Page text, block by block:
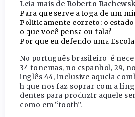
Leia mais de Roberto
Para que serve a toga de um
Politicamente correto: o
o que você pensa ou fala?
Por que eu defendo uma Escola
No português brasileiro, é
34 fonemas, no espanhol, 29,
inglês 44, inclusive aquela
h que nos faz soprar com a
dentes para produzir aquele
como em “tooth”.